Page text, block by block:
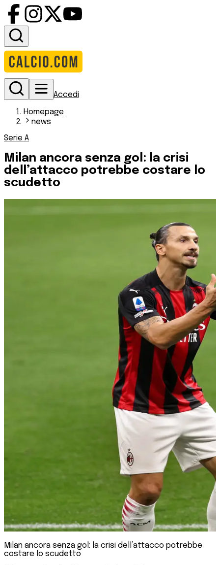
Accedi
Homepage
news
Serie A
Milan ancora senza gol: la crisi
dell’attacco potrebbe costare lo
scudetto
Milan ancora senza gol: la crisi dell’attacco potrebbe
costare lo scudetto